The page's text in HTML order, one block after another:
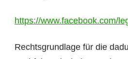
https://www.facebook.com/
Rechtsgrundlage für die